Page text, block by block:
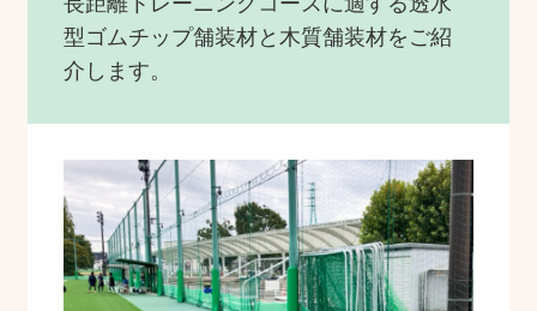
型ゴムチップ舗装材と木質舗装材をご紹
介します。